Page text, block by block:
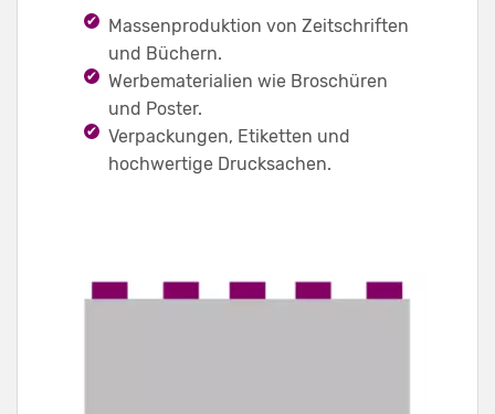
Massenproduktion von Zeitschriften
und Büchern.
Werbematerialien wie Broschüren
und Poster.
Verpackungen, Etiketten und
hochwertige Drucksachen.